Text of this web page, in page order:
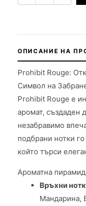
ОПИСАНИЕ НА
Prohibit Rouge:
Символ на
Prohibit Rouge е
аромат, създаден
незабравимо
подбрани нотки
който търси
Ароматна
Връхни
Мандарина,